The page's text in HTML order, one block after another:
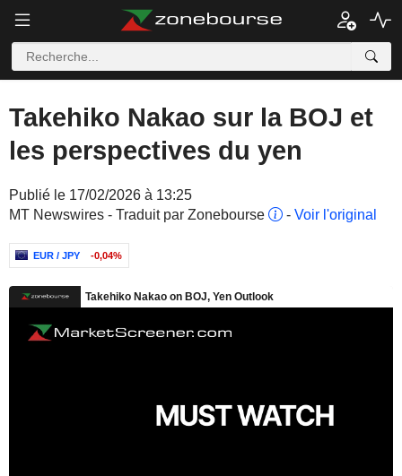
Takehiko Nakao sur la BOJ et
les perspectives du yen
Publié le 17/02/2026 à 13:25
MT Newswires - Traduit par Zonebourse
- Voir l'original
EUR / JPY -0,04%